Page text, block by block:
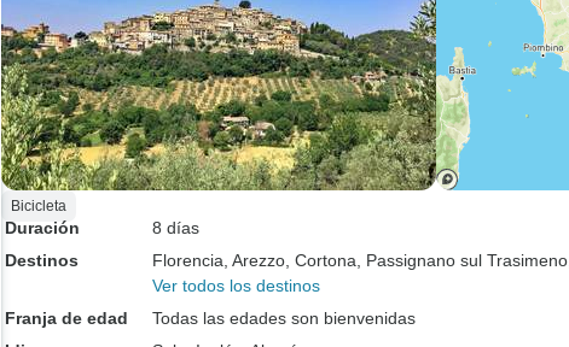
Bicicleta
Duración
8 días
Destinos
Florencia , Arezzo , Cortona , Passignano sul Trasimeno
Ver todos los destinos
Franja de edad
Todas las edades son bienvenidas